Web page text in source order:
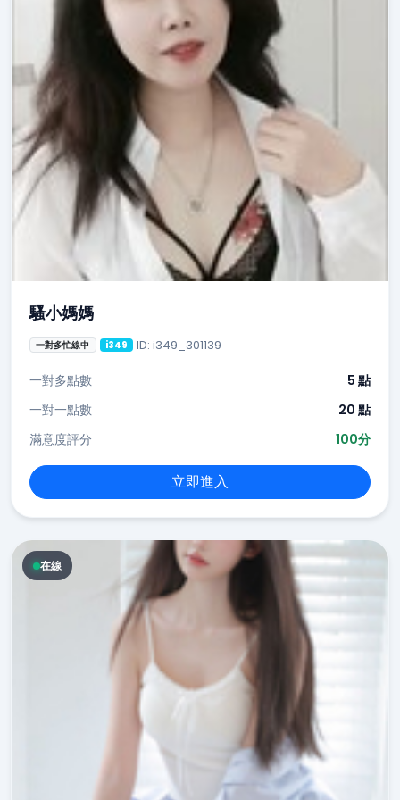
騷小媽媽
一對多忙線中 i349 ID: i349_301139
一對多點數
5 點
一對一點數
20 點
滿意度評分
100分
立即進入
在線